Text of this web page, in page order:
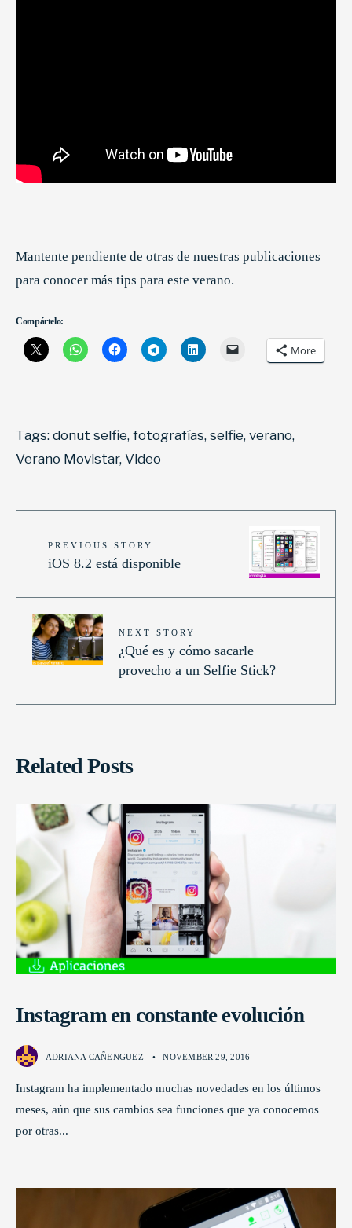
Mantente pendiente de otras de nuestras publicaciones
para conocer más tips para este verano.
Compártelo:
More
Tags: donut selfie, fotografías, selfie, verano,
Verano Movistar, Video
PREVIOUS STORY
iOS 8.2 está disponible
NEXT STORY
¿Qué es y cómo sacarle
provecho a un Selfie Stick?
Related Posts
Instagram en constante evolución
ADRIANA CAÑENGUEZ • NOVEMBER 29, 2016
Instagram ha implementado muchas novedades en los últimos
meses, aún que sus cambios sea funciones que ya conocemos
por otras...